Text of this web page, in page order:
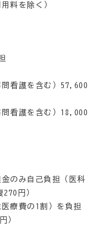
料を除く）
看護を含む）57,600
含む）18,000
のみ自己負担（医科
円）
費の1割）を負担
）